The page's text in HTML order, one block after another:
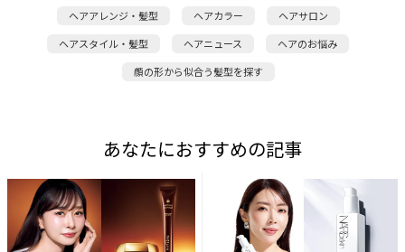
ヘアアレンジ・髪型 ヘアカラー
ヘアサロン
ヘアスタイル・髪型
ヘアニュース
ヘアのお悩み
顔の形から似合う髪型を探す
あなたにおすすめの記事